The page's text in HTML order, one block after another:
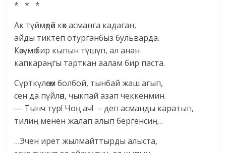
* * *
Ак түймөдөй көк асманга кадаган,
айды тиктеп отурганбыз бульварда.
Көзүмө бир кыпын түшүп, ал анан
капкараңгы тарткан аалам бир паста.
Сүрткүлөсөм болбой, тынбай жаш агып,
сен да пүйлөп, чыкпай азап чеккенмин.
— Тынч тур! Чоң ач! – деп асманды каратып,
тилиң менен жалап алып бергенсиң…
…Эчен ирет жылмайттырды алыста,